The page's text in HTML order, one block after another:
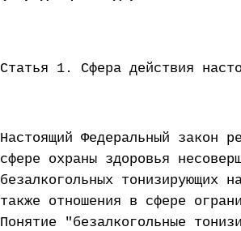
Статья 1. Сфера действия
Настоящий Федеральный закон
сфере охраны здоровья
безалкогольных тонизирующих
также отношения в сфере
Понятие "безалкогольные